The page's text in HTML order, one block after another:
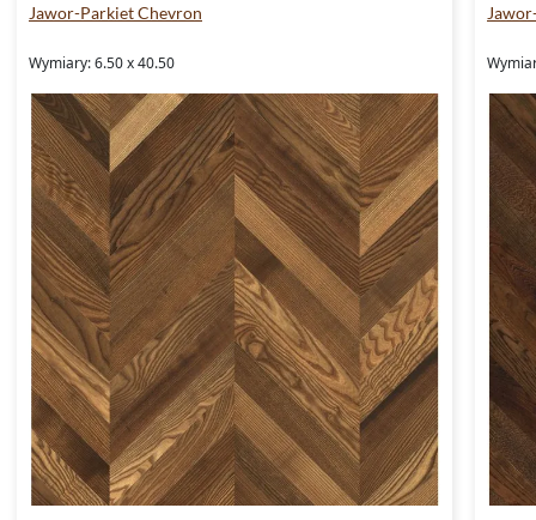
Jawor-Parkiet Chevron
Wymiary: 6.50 x 40.50